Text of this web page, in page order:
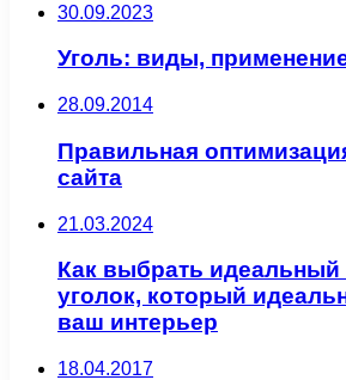
30.09.2023
Уголь: виды,
28.09.2014
Правильная
сайта
21.03.2024
Как выбрать идеальный
уголок, который
ваш интерьер
18.04.2017